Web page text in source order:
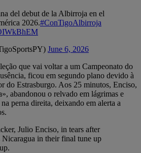
del debut de la Albirroja en el
2026.#ConTigoAlbirroja
June 6, 2026
que vai voltar a um Campeonato do
ficou em segundo plano devido à
do Estrasburgo. Aos 25 minutos, Enciso,
abandonou o relvado em lágrimas e
perna direita, deixando em alerta a
Julio Enciso, in tears after
in their final tune up